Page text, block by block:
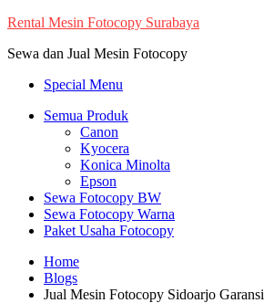
Skip
content
Rental Mesin Fotocopy Surabaya
Sewa dan Jual Mesin Fotocopy
Special Menu
Semua Produk
Canon
Kyocera
Konica Minolta
Epson
Sewa Fotocopy BW
Sewa Fotocopy Warna
Paket Usaha Fotocopy
Home
Blogs
Jual Mesin Fotocopy Sidoarjo Garansi